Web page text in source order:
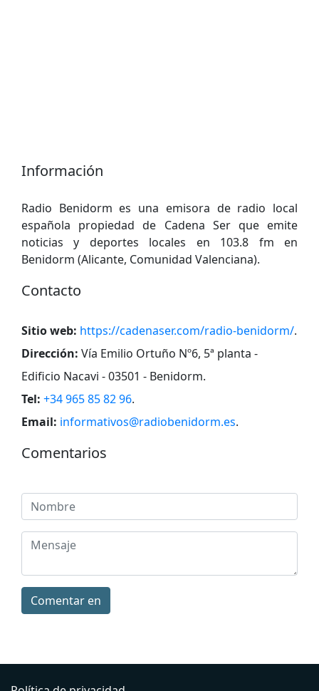
Información
Radio Benidorm es una emisora ​​de radio local
española propiedad de Cadena Ser que emite
noticias y deportes locales en 103.8 fm en
Benidorm (Alicante, Comunidad Valenciana).
Contacto
Sitio web: https://cadenaser.com/radio-benidorm/.
Dirección: Vía Emilio Ortuño Nº6, 5ª planta -
Edificio Nacavi - 03501 - Benidorm.
Tel: +34 965 85 82 96.
Email: informativos@radiobenidorm.es.
Comentarios
Comentar en